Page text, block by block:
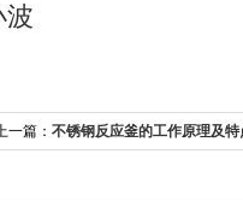
波
一篇： 不锈钢反应釜的工作原理及特